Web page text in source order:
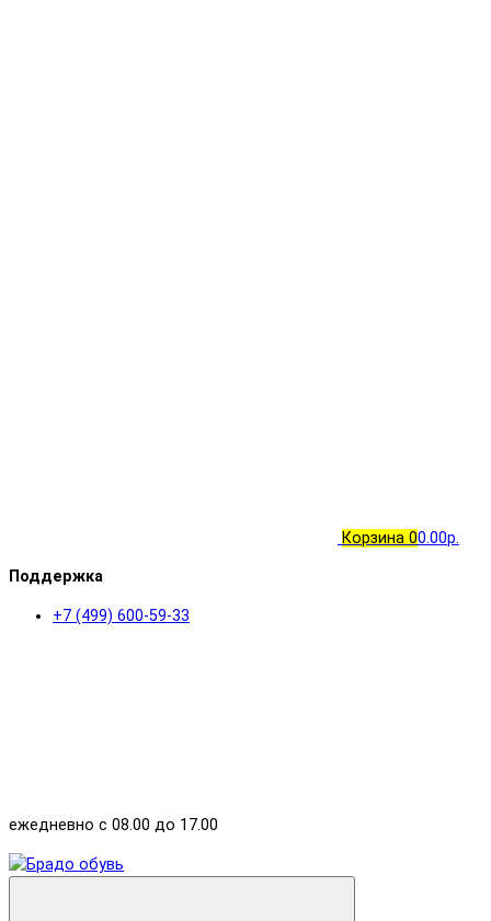
Корзина 00.00р.
Поддержка
+7 (499) 600-59-33
ежедневно с 08.00 до 17.00